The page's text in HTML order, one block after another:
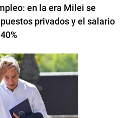
en la era Milei se
privados y el salario